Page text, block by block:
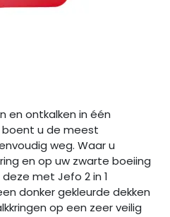
en ontkalken in één
boent u de meest
weg. Waar u
en op uw zwarte boeiing
met Jefo 2 in 1
donker gekleurde dekken
op een zeer veilig